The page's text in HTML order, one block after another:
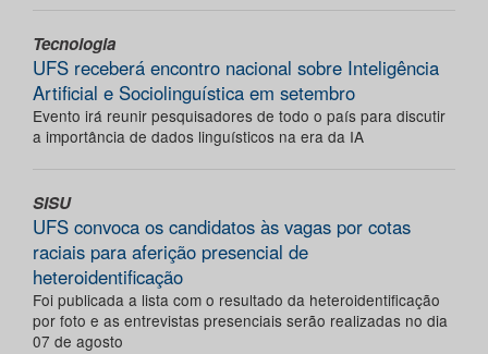
Tecnologia
UFS receberá encontro nacional sobre Inteligência
Artificial e Sociolinguística em setembro
Evento irá reunir pesquisadores de todo o país para discutir
a importância de dados linguísticos na era da IA
SISU
UFS convoca os candidatos às vagas por cotas
raciais para aferição presencial de
heteroidentificação
Foi publicada a lista com o resultado da heteroidentificação
por foto e as entrevistas presenciais serão realizadas no dia
07 de agosto